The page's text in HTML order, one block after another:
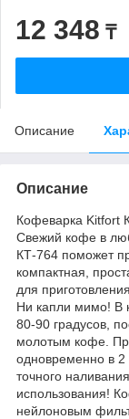
12 348 ₸
Описание
Описание
Кофеварка Kitfort
Свежий кофе в
КТ-764 поможет
компактная,
для
Ни капли мимо! В
80-90 градусов,
молотым кофе.
одновременно в 2
точного
использования!
нейлоновым